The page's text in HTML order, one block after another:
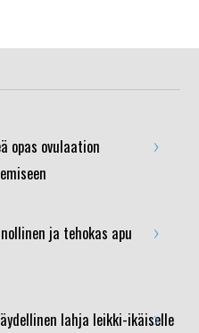
opas ovulaation
›
ja tehokas apu
›
lahja leikki-ikäiselle
›